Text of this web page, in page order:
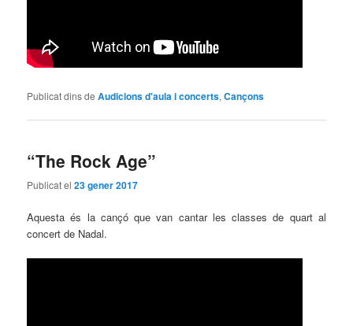
Publicat dins de Audicions d'aula i concerts,Cançons
“The Rock Age”
Publicat el23 gener 2017
Aquesta és la cançó que van cantar les classes de quart al
concert de Nadal.